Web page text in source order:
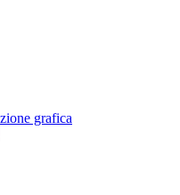
grafica